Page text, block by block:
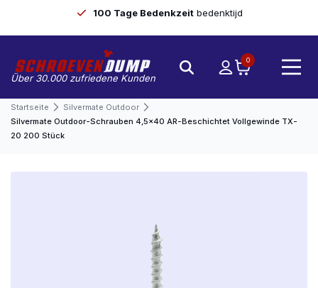
100 Tage Bedenkzeitbedenktijd
Über 30.000 zufriedene Kunden
0
Startseite
Silvermate Outdoor
Silvermate Outdoor-Schrauben 4,5×40 AR-Beschichtet Vollgewinde TX-
20 200 Stück